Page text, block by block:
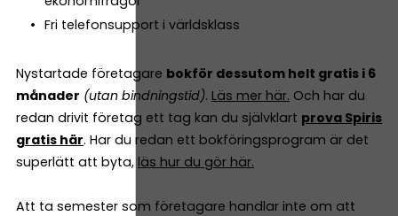
Fri telefonsupport i världsklass
Nystartade företagare bokför dessutom helt gratis i 6
månader (utan bindningstid). Läs mer här. Och har du
redan drivit företag ett tag kan du självklart prova Spiris
gratis här. Har du redan ett bokföringsprogram är det
superlätt att byta, läs hur du gör här.
Att ta semester som företagare handlar inte om att